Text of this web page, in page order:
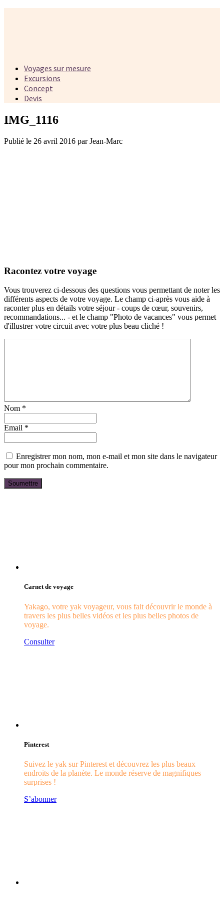
Voyages sur mesure
Excursions
Concept
Devis
IMG_1116
Publié le 26 avril 2016 par Jean-Marc
Racontez votre voyage
Vous trouverez ci-dessous des questions vous permettant de noter les
différents aspects de votre voyage. Le champ ci-après vous aide à
raconter plus en détails votre séjour - coups de cœur, souvenirs,
recommandations... - et le champ "Photo de vacances" vous permet
d'illustrer votre circuit avec votre plus beau cliché !
Nom *
Email *
Enregistrer mon nom, mon e-mail et mon site dans le navigateur
pour mon prochain commentaire.
Carnet de voyage
Yakago, votre yak voyageur, vous fait découvrir le monde à
travers les plus belles vidéos et les plus belles photos de
voyage.
Consulter
Pinterest
Suivez le yak sur Pinterest et découvrez les plus beaux
endroits de la planète. Le monde réserve de magnifiques
surprises !
S’abonner